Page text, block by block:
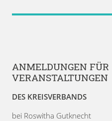
ANMELDUNGEN FÜR
VERANSTALTUNGEN
DES KREISVERBANDS
bei Roswitha Gutknecht